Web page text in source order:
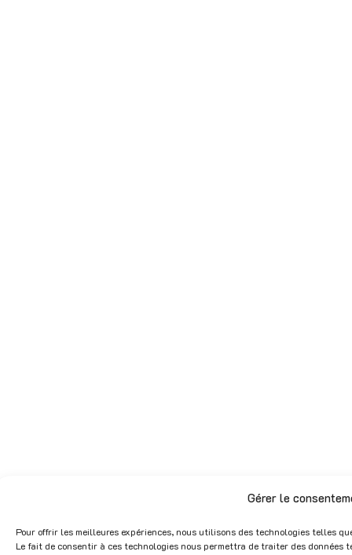
Gérer le
Pour offrir les meilleures expériences, nous utilisons des technologies telles
Le fait de consentir à ces technologies nous permettra de traiter des données